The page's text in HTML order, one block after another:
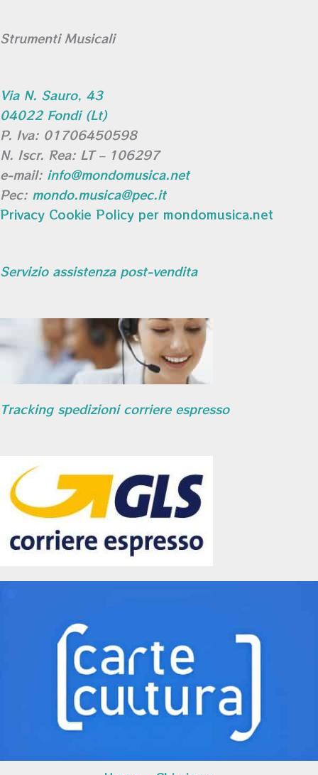
Strumenti Musicali
Via N. Sauro, 43
04022 Fondi (Lt)
P. Iva: 01706450598
N. Iscr. Rea: LT – 106297
e-mail: info@mondomusica.net
Pec: mondo.musica@pec.it
Privacy Cookie Policy per mondomusica.net
Servizio assistenza post-vendita
Tracking spedizioni corriere espresso